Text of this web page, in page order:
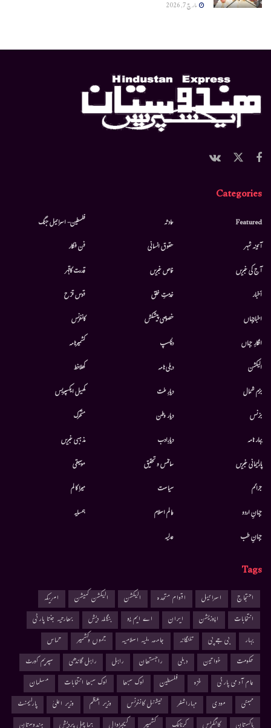
مارچ 7, 2026
Categories
Featured
آئینہ شہر
آج کی خبریں
أخبار
اخبارجہاں
افکارِ جہاں
الیکشن
بزم شمال
بزنس
بہار نامہ
پارلیمانی خبریں
جرائم
جہانِ اردو
جہانِ طب
حادثہ
حقوق انسانی
خاص خبریں
خدمتِ خلق
خصوصی پیشکش
دلچسپ
دہلی نامہ
دیارِ ملت
دیار وطن
دیارِادب
سائنس و تحقیق
سیاست
عالم اسلام
عدلیہ
فلسطین- اسرائیل جنگ
فن فنکار
قدرت کاقہر
قوس قزح
کانفرنس
کشمیرنامہ
کھلاخط
کھیل ایکسپریس
متحرك
مذہبی خبریں
موسيقى
میرا کالم
ہمسایہ
Tags
احتجاج اسرائیل اقوام متحدہ الیکشن الیکشن کمیشن
امریکہ
انتخابات
اپوزیشن ایران اے ایم یو بنگلہ دیش
بھارتیہ جنتا پارٹی
بہار
بی جے پی تلنگانہ جامعہ ملیہ اسلامیہ جموں وکشمیر
حماس
حکومت
خواتین دہلی راجستھان راہل راہل گاندھی
سپریم کورٹ
عام آدمی پارٹی
غزہ فلسطین لوک سبھا لوک سبھا انتخابات
مسلمان
ممبئی
مودی مہاراشٹر نیشنل کانفرنس وزیر اعظم وزیر اعلیٰ
پارلیمنٹ